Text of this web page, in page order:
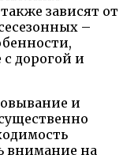
зависят от
–
дорогой и
и
внимание на